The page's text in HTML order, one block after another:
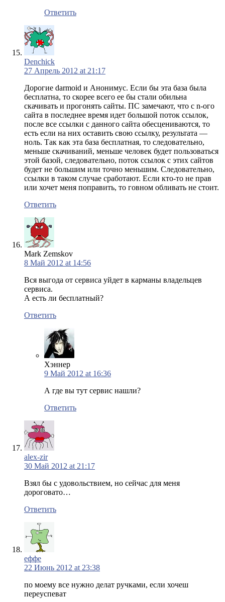
Ответить
Denchick
27 Апрель 2012 at 21:17
Дорогие darmoid и Анонимус. Если бы эта база была
бесплатна, то скорее всего ее бы стали обильна
скачивать и прогонять сайты. ПС замечают, что с n-ого
сайта в последнее время идет большой поток ссылок,
после все ссылки с данного сайта обесцениваются, то
есть если на них оставить свою ссылку, результата —
ноль. Так как эта база бесплатная, то следовательно,
меньше скачиваний, меньше человек будет пользоваться
этой базой, следовательно, поток ссылок с этих сайтов
будет не большим или точно меньшим. Следовательно,
ссылки в таком случае сработают. Если кто-то не прав
или хочет меня поправить, то говном обливать не стоит.
Ответить
Mark Zemskov
8 Май 2012 at 14:56
Вся выгода от сервиса уйдет в карманы владельцев
сервиса.
А есть ли бесплатный?
Ответить
Хэннер
9 Май 2012 at 16:36
А где вы тут сервис нашли?
Ответить
alex-zir
30 Май 2012 at 21:17
Взял бы с удовольствием, но сейчас для меня
дороговато…
Ответить
еффе
22 Июнь 2012 at 23:38
по моему все нужно делат ручками, если хочеш
переуспеват